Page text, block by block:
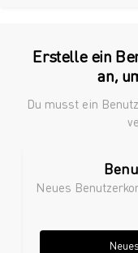
Erstelle ein
an,
Du musst ein
Neues